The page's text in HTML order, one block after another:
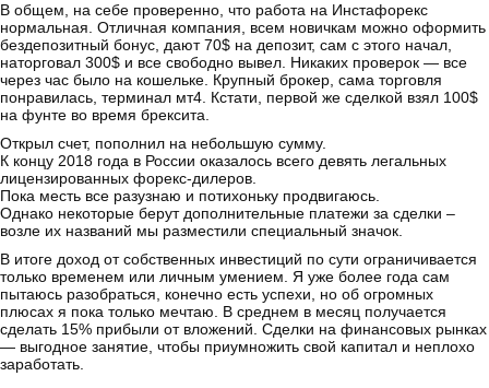
В общем, на себе проверенно, что работа на Инстафорекс
нормальная. Отличная компания, всем новичкам можно оформить
бездепозитный бонус, дают 70$ на депозит, сам с этого начал,
наторговал 300$ и все свободно вывел. Никаких проверок — все
через час было на кошельке. Крупный брокер, сама торговля
понравилась, терминал мт4. Кстати, первой же сделкой взял 100$
на фунте во время брексита.
Открыл счет, пополнил на небольшую сумму.
К концу 2018 года в России оказалось всего девять легальных
лицензированных форекс-дилеров.
Пока месть все разузнаю и потихоньку продвигаюсь.
Однако некоторые берут дополнительные платежи за сделки –
возле их названий мы разместили специальный значок.
В итоге доход от собственных инвестиций по сути ограничивается
только временем или личным умением. Я уже более года сам
пытаюсь разобраться, конечно есть успехи, но об огромных
плюсах я пока только мечтаю. В среднем в месяц получается
сделать 15% прибыли от вложений. Сделки на финансовых рынках
— выгодное занятие, чтобы приумножить свой капитал и неплохо
заработать.